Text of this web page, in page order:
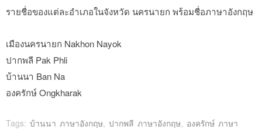
รายชื่อของแต่ละอำเภอในจังหวัด นครนายก พร้อมชื่อภาษาอังกฤษ
เมืองนครนายก Nakhon Nayok
ปากพลี Pak Phli
บ้านนา Ban Na
องครักษ์ Ongkharak
Tags: บ้านนา ภาษาอังกฤษ, ปากพลี ภาษาอังกฤษ, องครักษ์ ภาษา